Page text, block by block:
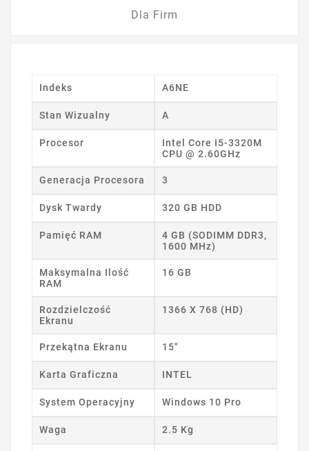
Dla Firm
Indeks A6NE
Stan Wizualny A
Procesor
Intel Core I5-3320M
CPU @ 2.60GHz
Generacja Procesora 3
Dysk Twardy 320 GB HDD
Pamięć RAM
4 GB (SODIMM DDR3,
1600 MHz)
Maksymalna Ilość
RAM
16 GB
Rozdzielczość
Ekranu
1366 X 768 (HD)
Przekątna Ekranu 15"
Karta Graficzna INTEL
System Operacyjny Windows 10 Pro
Waga 2.5 Kg